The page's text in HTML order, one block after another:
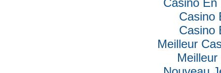
Casino En
Casino
Casino
Meilleur